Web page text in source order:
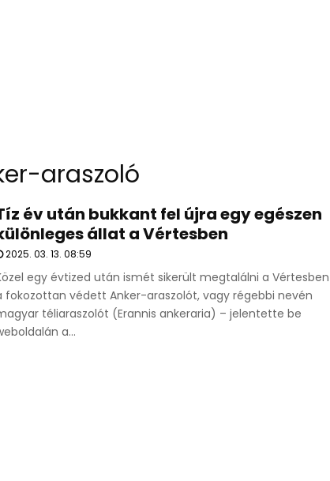
araszoló
év után bukkant fel újra egy egészen
állat a Vértesben
2025. 03. 13. 08:59
egy évtized után ismét sikerült megtalálni a Vértesben
fokozottan védett Anker-araszolót, vagy régebbi nevén
téliaraszolót (Erannis ankeraria) – jelentette be
a...